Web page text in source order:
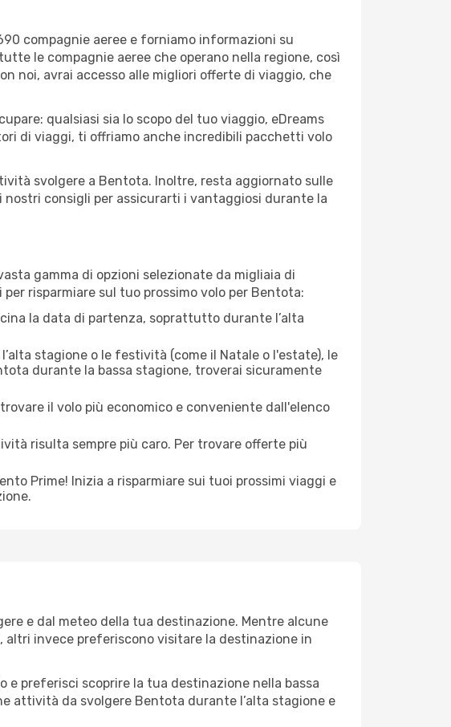
compagnie aeree e forniamo informazioni su
le compagnie aeree che operano nella regione, così
noi, avrai accesso alle migliori offerte di viaggio, che
qualsiasi sia lo scopo del tuo viaggio, eDreams
di viaggi, ti offriamo anche incredibili pacchetti volo
svolgere a Bentota. Inoltre, resta aggiornato sulle
consigli per assicurarti i vantaggiosi durante la
gamma di opzioni selezionate da migliaia di
risparmiare sul tuo prossimo volo per Bentota:
la data di partenza, soprattutto durante l’alta
stagione o le festività (come il Natale o l'estate), le
durante la bassa stagione, troverai sicuramente
il volo più economico e conveniente dall'elenco
risulta sempre più caro. Per trovare offerte più
Prime! Inizia a risparmiare sui tuoi prossimi viaggi e
e dal meteo della tua destinazione. Mentre alcune
altri invece preferiscono visitare la destinazione in
preferisci scoprire la tua destinazione nella bassa
attività da svolgere Bentota durante l’alta stagione e